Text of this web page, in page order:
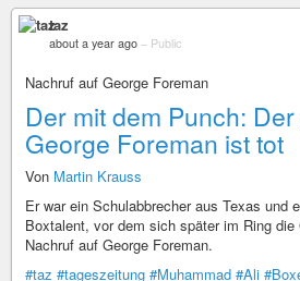
taz
about a year ago – Public
Nachruf auf George Foreman
Der mit dem Punch:
George Foreman ist tot
Von Martin Krauss
Er war ein Schulabbrecher aus Texas und
Boxtalent, vor dem sich später im Ring
Nachruf auf George Foreman.
#taz #tageszeitung #Muhammad #Ali